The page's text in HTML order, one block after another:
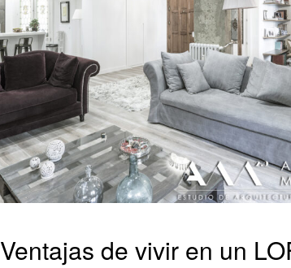
Ventajas de vivir en un